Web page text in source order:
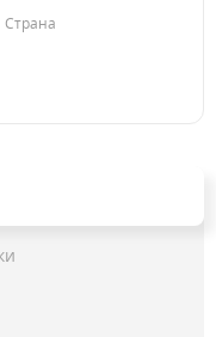
Страна